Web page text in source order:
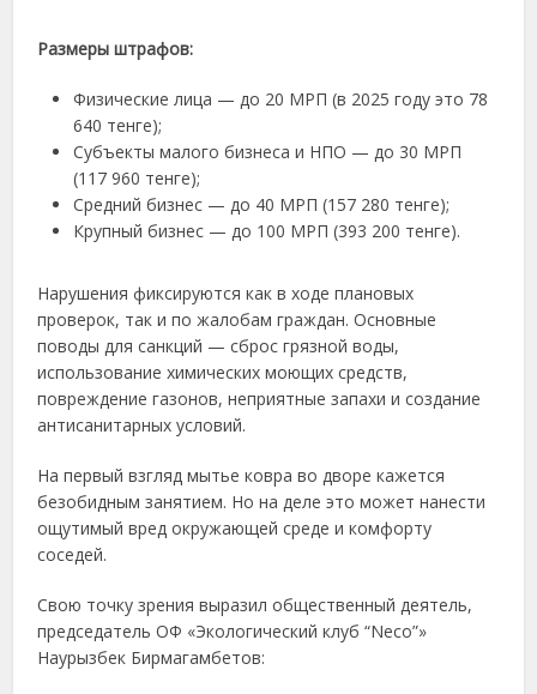
Размеры штрафов:
Физические лица — до 20 МРП (в 2025 году это 78
640 тенге);
Субъекты малого бизнеса и НПО — до 30 МРП
(117 960 тенге);
Средний бизнес — до 40 МРП (157 280 тенге);
Крупный бизнес — до 100 МРП (393 200 тенге).
Нарушения фиксируются как в ходе плановых
проверок, так и по жалобам граждан. Основные
поводы для санкций — сброс грязной воды,
использование химических моющих средств,
повреждение газонов, неприятные запахи и создание
антисанитарных условий.
На первый взгляд мытье ковра во дворе кажется
безобидным занятием. Но на деле это может нанести
ощутимый вред окружающей среде и комфорту
соседей.
Свою точку зрения выразил общественный деятель,
председатель ОФ «Экологический клуб “Neco”»
Наурызбек Бирмагамбетов: